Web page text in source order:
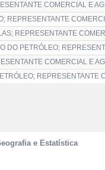
COMERCIAL E
REPRESENTANTE
REPRESENTANTE
DO PETRÓLEO;
COMERCIAL E
REPRESENTANTE
e Estatística